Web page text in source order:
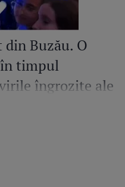
Buzău. O
timpul
îngrozite ale